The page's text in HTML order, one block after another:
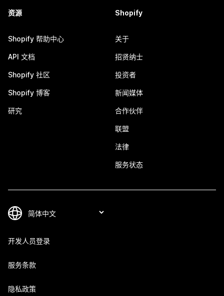
资源
Shopify 帮助中心
API 文档
Shopify 社区
Shopify 博客
研究
Shopify
关于
招贤纳士
投资者
新闻媒体
合作伙伴
联盟
法律
服务状态
开发人员登录
服务条款
隐私政策